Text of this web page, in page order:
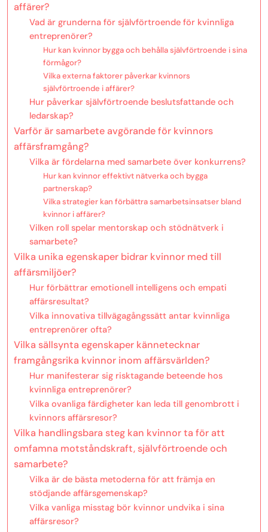
affärer?
Vad är grunderna för självförtroende för kvinnliga
entreprenörer?
Hur kan kvinnor bygga och behålla självförtroende i sina
förmågor?
Vilka externa faktorer påverkar kvinnors
självförtroende i affärer?
Hur påverkar självförtroende beslutsfattande och
ledarskap?
Varför är samarbete avgörande för kvinnors
affärsframgång?
Vilka är fördelarna med samarbete över konkurrens?
Hur kan kvinnor effektivt nätverka och bygga
partnerskap?
Vilka strategier kan förbättra samarbetsinsatser bland
kvinnor i affärer?
Vilken roll spelar mentorskap och stödnätverk i
samarbete?
Vilka unika egenskaper bidrar kvinnor med till
affärsmiljöer?
Hur förbättrar emotionell intelligens och empati
affärsresultat?
Vilka innovativa tillvägagångssätt antar kvinnliga
entreprenörer ofta?
Vilka sällsynta egenskaper kännetecknar
framgångsrika kvinnor inom affärsvärlden?
Hur manifesterar sig risktagande beteende hos
kvinnliga entreprenörer?
Vilka ovanliga färdigheter kan leda till genombrott i
kvinnors affärsresor?
Vilka handlingsbara steg kan kvinnor ta för att
omfamna motståndskraft, självförtroende och
samarbete?
Vilka är de bästa metoderna för att främja en
stödjande affärsgemenskap?
Vilka vanliga misstag bör kvinnor undvika i sina
affärsresor?